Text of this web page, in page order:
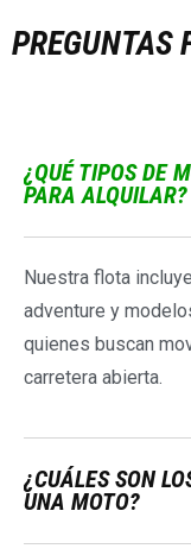
PREGUNTAS
¿QUÉ TIPOS DE
PARA ALQUILAR?
Nuestra flota
adventure y
quienes buscan
carretera abierta.
¿CUÁLES SON
UNA MOTO?